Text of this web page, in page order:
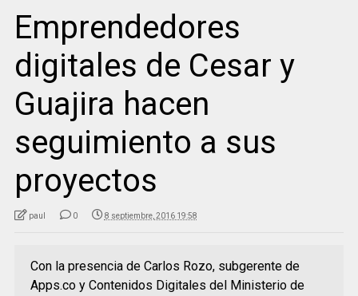
Emprendedores
digitales de Cesar y
Guajira hacen
seguimiento a sus
proyectos
paul 0 8 septiembre, 2016 19:58
Con la presencia de Carlos Rozo, subgerente de
Apps.co y Contenidos Digitales del Ministerio de